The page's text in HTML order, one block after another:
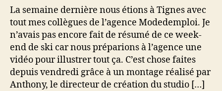
MDE
Tignes
beach
La semaine dernière nous étions à Tignes avec
tout mes collègues de l’agence Modedemploi. Je
n’avais pas encore fait de résumé de ce week-
end de ski car nous préparions à l’agence une
vidéo pour illustrer tout ça. C’est chose faites
depuis vendredi grâce à un montage réalisé par
Anthony, le directeur de création du studio […]